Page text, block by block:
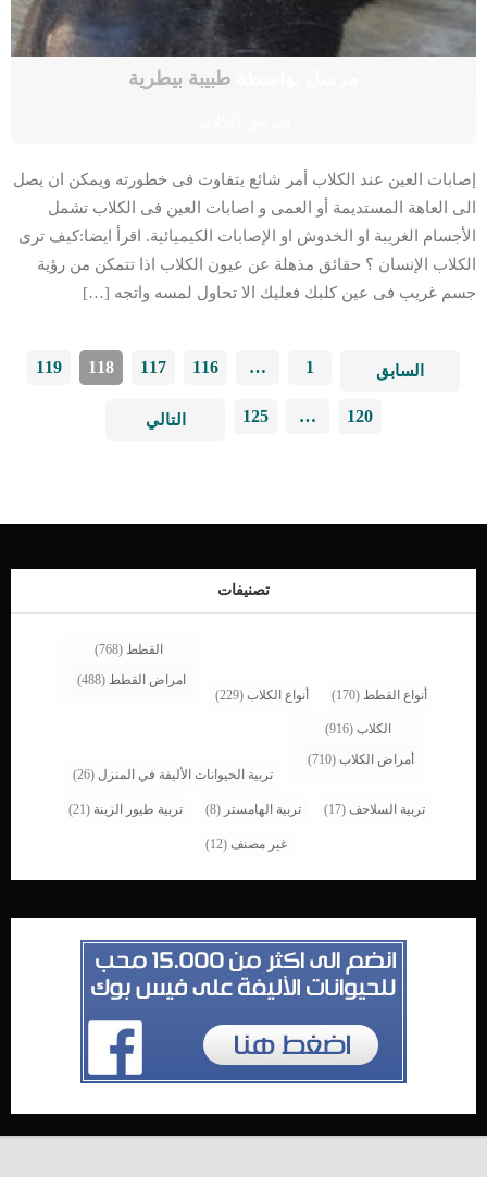
طبيبة بيطرية
إصابات العين عند الكلاب أمر شائع يتفاوت فى خطورته ويمكن ان يصل
الى العاهة المستديمة أو العمى و اصابات العين فى الكلاب تشمل
الأجسام الغريبة او الخدوش او الإصابات الكيميائية. اقرأ ايضا:كيف ترى
الكلاب الإنسان ؟ حقائق مذهلة عن عيون الكلاب اذا تتمكن من رؤية
جسم غريب فى عين كلبك فعليك الا تحاول لمسه واتجه […]
السابق 1
…
116
117
118
119
120
…
125 التالي
تصنيفات
أنواع القطط (170) أنواع الكلاب (229)
القطط (768)
امراض القطط (488)
الكلاب (916)
أمراض الكلاب (710)
تربية الحيوانات الأليفة في المنزل (26)
تربية السلاحف (17) تربية الهامستر (8) تربية طيور الزينة (21)
غير مصنف (12)